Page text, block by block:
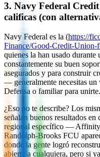
3. Navy Federal
calificas (con
Navy Federal es la (https://
Finance/Good-Credit-
quienes la han usado durante
constantemente su buen
asegurados y para construir
— generalmente necesitas
Defensa o familiar para unirte.
¿Eso no te describe? Los
señalan buenos resultados
regional específico —
Randolph-Brooks FCU
donde la gente logró
abierta a cualquiera, pero si